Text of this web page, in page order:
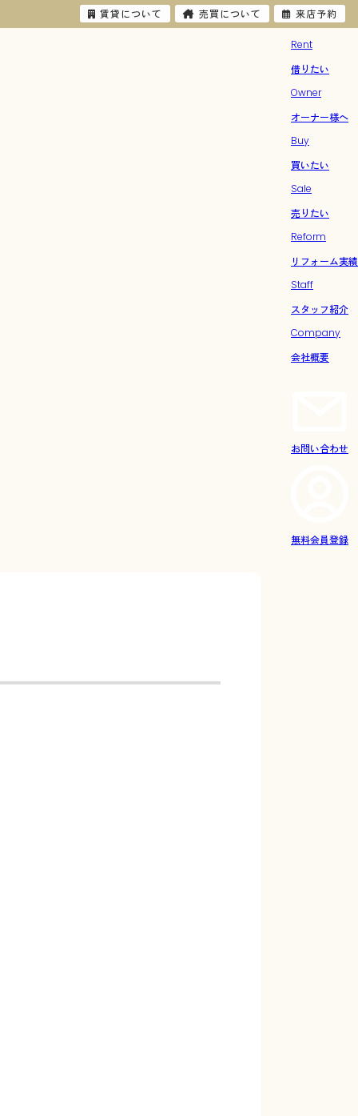
Rent
借りたい
Owner
オーナー様へ
Buy
買いたい
Sale
売りたい
Reform
リフォーム実績
Staff
スタッフ紹介
Company
会社概要
お問い合わせ
無料会員登録
賃貸について 売買について 来店予約